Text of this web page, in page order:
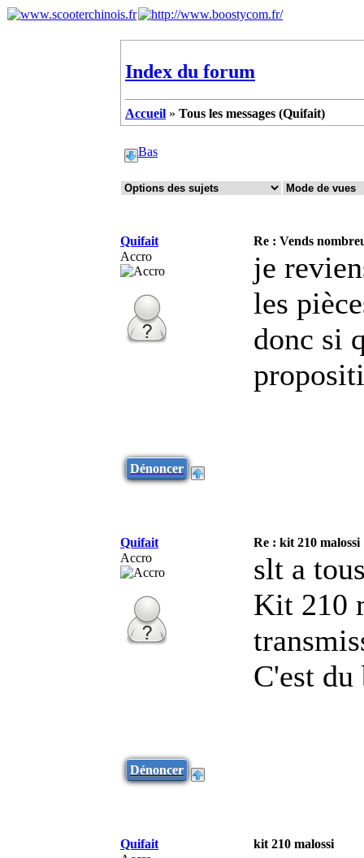
Index du forum
Accueil » Tous les messages (Quifait)
Bas
Quifait
Re : Vends
Accro
je
les
donc si
Dénoncer
Quifait
Re : kit 210 malossi
Accro
slt a
Kit 210
C'est
Dénoncer
Quifait
kit 210 malossi